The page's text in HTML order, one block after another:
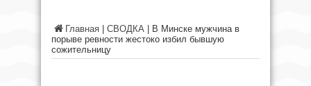
Главная СВОДКА
В Минске мужчина в
порыве ревности жестоко избил бывшую
сожительницу